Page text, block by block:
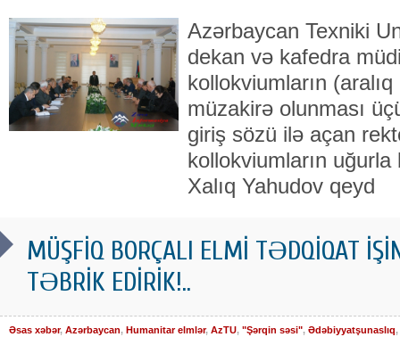
Azərbaycan Texniki
dekan və kafedra
kollokviumların
müzakirə olunması
giriş sözü ilə açan
kollokviumların
Xalıq Yahudov qeyd
MÜŞFİQ BORÇALI ELMİ TƏDQİQAT
TƏBRİK EDİRİK!..
Əsas xəbər, Azərbaycan, Humanitar elmlər, AzTU, "Şərqin səsi", Ədəbiyyatşunaslıq,